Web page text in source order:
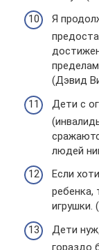
Я
(Дэвид
Дети с
людей
Если
ребенка,
игрушки.
Дети
гораздо